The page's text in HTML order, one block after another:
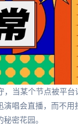
当某个节点被平台
唱会直播，而不用
密花园。